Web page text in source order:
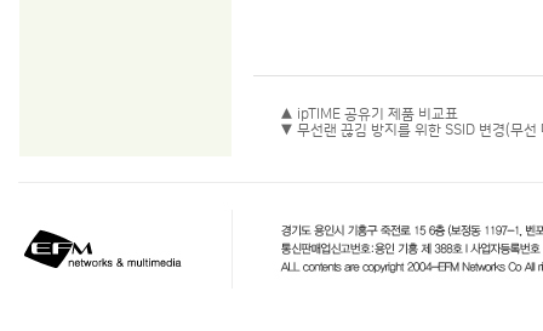
▲ ipTIME 공유기 제품 비교표
▼ 무선랜 끊김 방지를 위한 SSID 변경(무선